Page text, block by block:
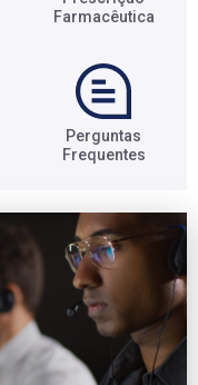
Farmacêutica​
Perguntas
Frequentes​